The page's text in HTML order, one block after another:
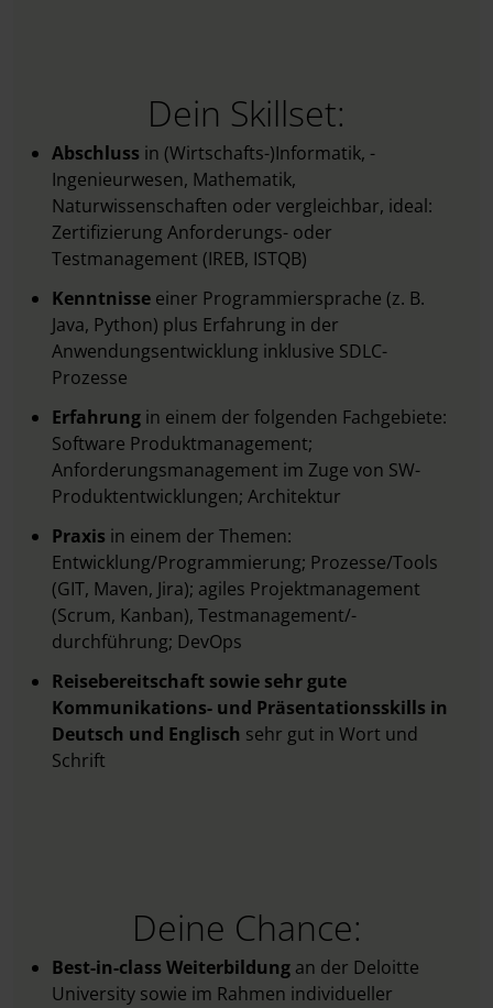
Dein Skillset:
Abschluss in (Wirtschafts-)Informatik, -
Ingenieurwesen, Mathematik,
Naturwissenschaften oder vergleichbar, ideal:
Zertifizierung Anforderungs- oder
Testmanagement (IREB, ISTQB)
Kenntnisse einer Programmiersprache (z. B.
Java, Python) plus Erfahrung in der
Anwendungsentwicklung inklusive SDLC-
Prozesse
Erfahrung in einem der folgenden Fachgebiete:
Software Produktmanagement;
Anforderungsmanagement im Zuge von SW-
Produktentwicklungen; Architektur
Praxis in einem der Themen:
Entwicklung/Programmierung; Prozesse/Tools
(GIT, Maven, Jira); agiles Projektmanagement
(Scrum, Kanban), Testmanagement/-
durchführung; DevOps
Reisebereitschaft sowie sehr gute
Kommunikations- und Präsentationsskills in
Deutsch und Englisch sehr gut in Wort und
Schrift
Deine Chance:
Best-in-class Weiterbildung an der Deloitte
University sowie im Rahmen individueller